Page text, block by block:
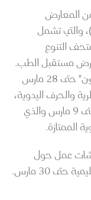
مجموعة من المعارض
الأخير (حتى 28 مارس)، والتي تشمل
التنوع
مستقبل الطب.
كما يستضيف معرض إكسبو "سوق المزارعين" حتى 28 مارس
والحرف اليدوية،
بالإضافة إلى "مهرجان الزراعة العضوية" حتى 9 مارس والذي
الممتازة.
عمل حول
30 مارس.